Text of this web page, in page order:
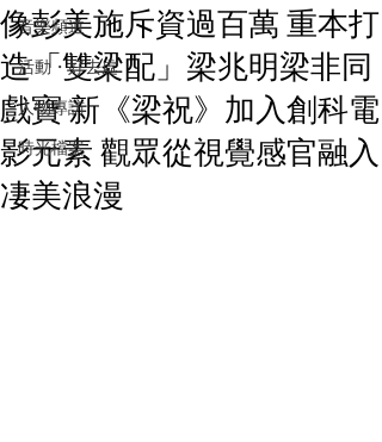
音樂頻道
活動・好去處
人物專訪
時光檔案
像彭美施斥資過百萬 重本打
造「雙梁配」梁兆明梁非同
戲寶 新《梁祝》加入創科電
影元素 觀眾從視覺感官融入
凄美浪漫